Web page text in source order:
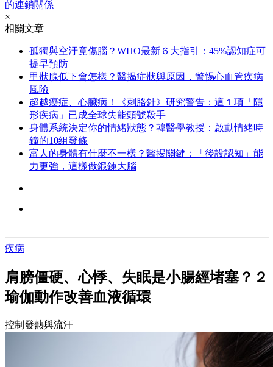
的連鎖關係
×
相關文章
孤獨與空汙竟傷腦？WHO最新６大指引：45%認知症可
提早預防
甲狀腺低下會怎樣？醫揭症狀與原因，警惕心血管疾病
風險
超越癌症、心臟病！《刺胳針》研究警告：這１項「隱
形疾病」已成全球失能頭號殺手
身體系統決定你的情緒狀態？韓醫學教授：啟動情緒時
鐘的10組發條
富人的身體有什麼不一樣？醫揭關鍵：「後設認知」能
力更強，這樣做鍛鍊大腦
疾病
肩膀僵硬、心悸、失眠是小腸經堵塞？２
瑜伽動作改善血液循環
控制發熱與流汗